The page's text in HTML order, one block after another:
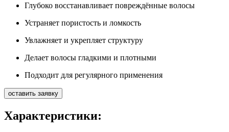
Глубоко восстанавливает повреждённые волосы
Устраняет пористость и ломкость
Увлажняет и укрепляет структуру
Делает волосы гладкими и плотными
Подходит для регулярного применения
оставить заявку
Характеристики: